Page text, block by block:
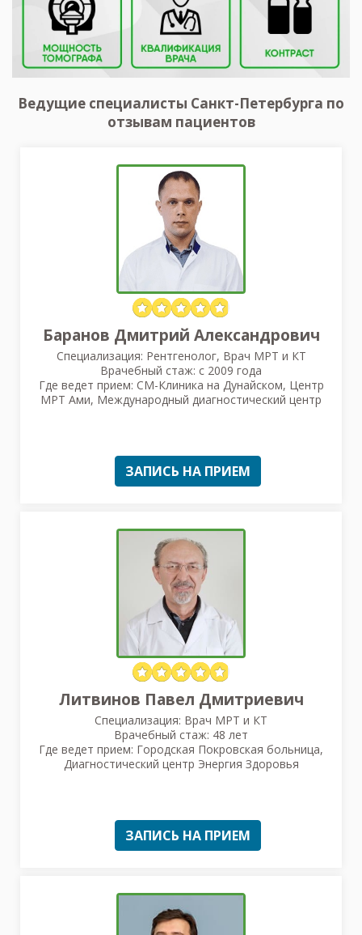
Ведущие специалисты Санкт-Петербурга по
отзывам пациентов
Баранов Дмитрий Александрович
Специализация: Рентгенолог, Врач МРТ и КТ
Врачебный стаж: с 2009 года
Где ведет прием: СМ-Клиника на Дунайском, Центр
МРТ Ами, Международный диагностический центр
ЗАПИСЬ НА ПРИЕМ
Литвинов Павел Дмитриевич
Специализация: Врач МРТ и КТ
Врачебный стаж: 48 лет
Где ведет прием: Городская Покровская больница,
Диагностический центр Энергия Здоровья
ЗАПИСЬ НА ПРИЕМ